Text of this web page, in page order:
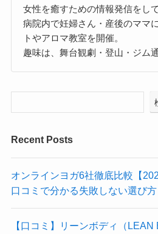
女性を癒すための情報発信をし
病院内で妊婦さん・産後のママ
トやアロマ教室を開催。
趣味は、舞台観劇・登山・ジム通
Recent Posts
オンラインヨガ6社徹底比較【
口コミで分かる失敗しない選び方
【口コミ】リーンボディ（